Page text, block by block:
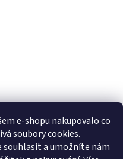
e-shopu nakupovalo co
soubory cookies.
souhlasit a umožníte nám
Pálavou kování Tulip
Blum - perfecting motion